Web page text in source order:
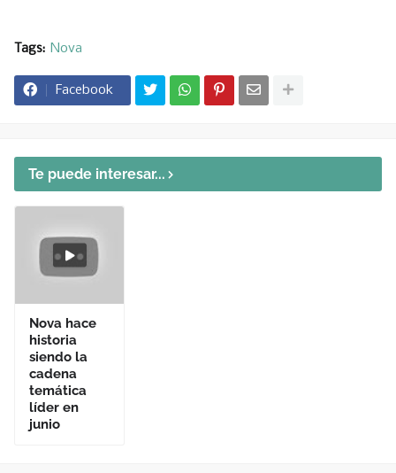
Tags: Nova
Facebook
Te puede interesar...
Nova hace
historia
siendo la
cadena
temática
líder en
junio